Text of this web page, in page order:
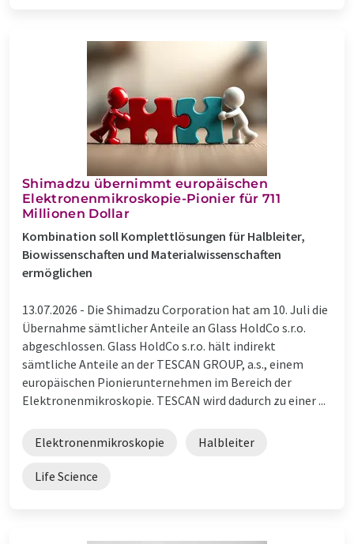
Shimadzu übernimmt europäischen
Elektronenmikroskopie-Pionier für 711
Millionen Dollar
Kombination soll Komplettlösungen für Halbleiter,
Biowissenschaften und Materialwissenschaften
ermöglichen
13.07.2026 - Die Shimadzu Corporation hat am 10. Juli die
Übernahme sämtlicher Anteile an Glass HoldCo s.r.o.
abgeschlossen. Glass HoldCo s.r.o. hält indirekt
sämtliche Anteile an der TESCAN GROUP, a.s., einem
europäischen Pionierunternehmen im Bereich der
Elektronenmikroskopie. TESCAN wird dadurch zu einer ...
Elektronenmikroskopie Halbleiter
Life Science